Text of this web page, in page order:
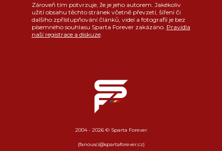
Zároveň tím potvrzuje, že je jeho autorem. Jakékoliv
užití obsahu těchto stránek včetně převzetí, šíření či
dalšího zpřístupňování článků, videí a fotografií je bez
písemného souhlasu Sparta Forever zakázáno. Pravidla
naší registrace a diskuze.
2004 - 2026 © Sparta Forever
(fanousci@spartaforever.cz)